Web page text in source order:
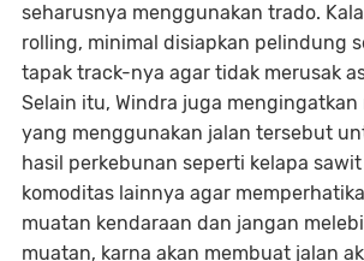
seharusnya menggunakan trado.
rolling, minimal disiapkan pelindung
tapak track-nya agar tidak merusak
Selain itu, Windra juga mengingatkan
yang menggunakan jalan tersebut
hasil perkebunan seperti kelapa
komoditas lainnya agar
muatan kendaraan dan jangan
muatan, karna akan membuat jalan